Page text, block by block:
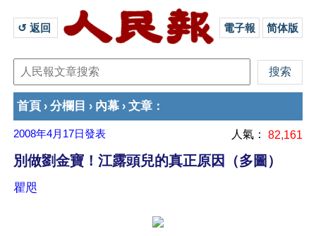
↺ 返回 電子報 简体版
首頁 › 分欄目 › 內幕 › 文章 ：
2008年4月17日發表 人氣： 82,161
別做劉金寶！江露頭兒的真正原因（多圖）
瞿咫